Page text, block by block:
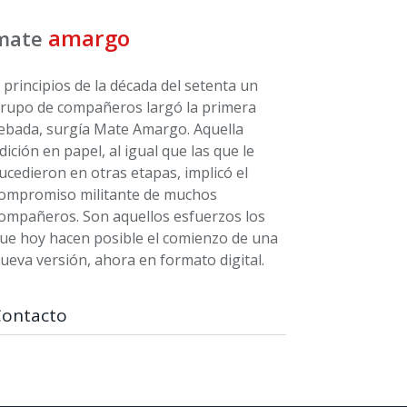
amargo
principios de la década del setenta un
de compañeros largó la primera
surgía Mate Amargo. Aquella
en papel, al igual que las que le
en otras etapas, implicó el
militante de muchos
Son aquellos esfuerzos los
hoy hacen posible el comienzo de una
versión, ahora en formato digital.